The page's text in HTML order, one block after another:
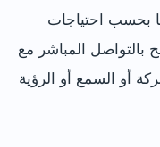
بحسب احتياجات
بالتواصل المباشر مع
أو السمع أو الرؤية